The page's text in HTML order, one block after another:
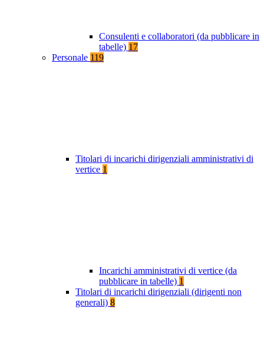
Consulenti e collaboratori (da pubblicare in
tabelle) 17
Personale 119
Titolari di incarichi dirigenziali amministrativi di
vertice 1
Incarichi amministrativi di vertice (da
pubblicare in tabelle) 1
Titolari di incarichi dirigenziali (dirigenti non
generali) 8